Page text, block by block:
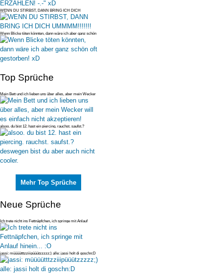
WENN DU STIRBST, DANN BRING ICH DICH
UMMMM!!!!!!!
Wenn Blicke töten könnten, dann wäre ich aber ganz schön
oft gestorben!
Top Sprüche
Mein Bett und ich lieben uns über alles, aber mein Wecker
will es einfac
alsoo. du bist 12. hast ein piercing. rauchst. saufst.?
deswegen bist du
Mehr Top Sprüche
Neue Sprüche
Ich trete nicht ins Fettnäpfchen, ich springe mit Anlauf
hinein... :O
jassi: müüüütttzziiipüüützzzzz;) alle: jassi holt di goschn:D